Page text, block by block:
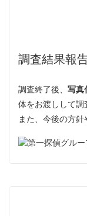
調査結果報
調査終了後、 写真
体をお渡しして調
また、今後の方針